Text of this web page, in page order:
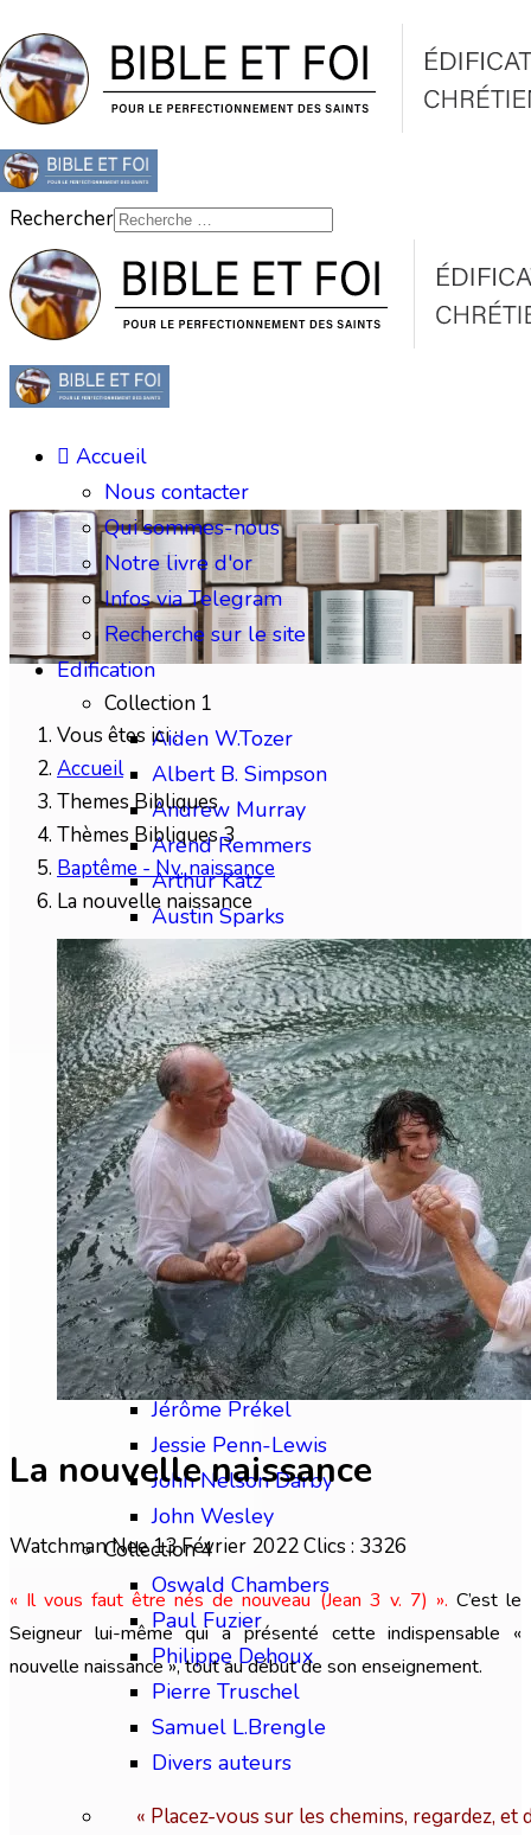
Rechercher
Accueil
Nous contacter
Qui sommes-nous
Notre livre d'or
Infos via Telegram
Recherche sur le site
Edification
Collection 1
Aiden W.Tozer
Albert B. Simpson
Andrew Murray
Arend Remmers
Arthur Katz
Austin Sparks
Benjamin Gabelle
Collection 2
Charles H.Mackintosh
Charles Spurgeon
Chip Brogden
Christian Briem
Charles Finney
David Wilkerson
Edward M. Bounds
Collection 3
Frédéric Gabelle
Frederick B. Meyer
H. Viaud-Murat
Jérôme Prékel
Jessie Penn-Lewis
John Nelson Darby
John Wesley
Collection 4
Oswald Chambers
Paul Fuzier
Philippe Dehoux
Pierre Truschel
Samuel L.Brengle
Divers auteurs
« Placez-vous sur les chemins, regardez,
Vous êtes ici :
Accueil
Themes Bibliques
Thèmes Bibliques 3
Baptême - Nv. naissance
La nouvelle naissance
La nouvelle naissance
Watchman Nee13 Février 2022Clics : 3326
« Il vous faut être nés de nouveau (Jean 3 v. 7) ». C’est le
Seigneur lui-même qui a présenté cette indispensable «
nouvelle naissance », tout au début de son enseignement.